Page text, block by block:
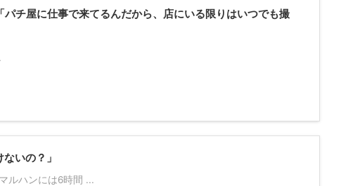
チ屋に仕事で来てるんだから、店にいる限りはいつでも撮
いの？」
ルハンには6時間 ...